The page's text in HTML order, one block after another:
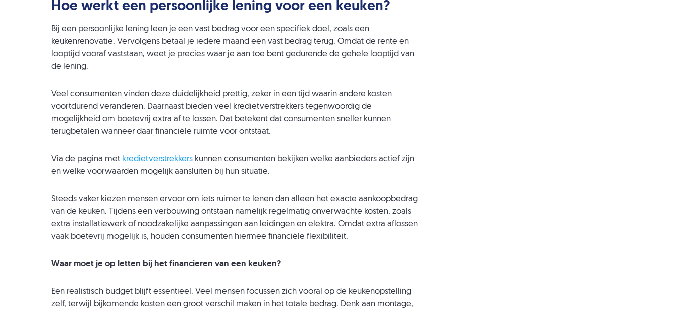
Hoe werkt een persoonlijke lening voor een keuken?
Bij een persoonlijke lening leen je een vast bedrag voor een specifiek doel, zoals een
keukenrenovatie. Vervolgens betaal je iedere maand een vast bedrag terug. Omdat de rente en
looptijd vooraf vaststaan, weet je precies waar je aan toe bent gedurende de gehele looptijd van
de lening.
Veel consumenten vinden deze duidelijkheid prettig, zeker in een tijd waarin andere kosten
voortdurend veranderen. Daarnaast bieden veel kredietverstrekkers tegenwoordig de
mogelijkheid om boetevrij extra af te lossen. Dat betekent dat consumenten sneller kunnen
terugbetalen wanneer daar financiële ruimte voor ontstaat.
Via de pagina met kredietverstrekkers kunnen consumenten bekijken welke aanbieders actief zijn
en welke voorwaarden mogelijk aansluiten bij hun situatie.
Steeds vaker kiezen mensen ervoor om iets ruimer te lenen dan alleen het exacte aankoopbedrag
van de keuken. Tijdens een verbouwing ontstaan namelijk regelmatig onverwachte kosten, zoals
extra installatiewerk of noodzakelijke aanpassingen aan leidingen en elektra. Omdat extra aflossen
vaak boetevrij mogelijk is, houden consumenten hiermee financiële flexibiliteit.
Waar moet je op letten bij het financieren van een keuken?
Een realistisch budget blijft essentieel. Veel mensen focussen zich vooral op de keukenopstelling
zelf, terwijl bijkomende kosten een groot verschil maken in het totale bedrag. Denk aan montage,